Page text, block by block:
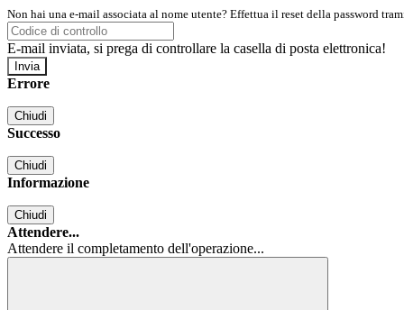
Non hai una e-mail associata al nome utente? Effettua il reset della password
E-mail inviata, si prega di controllare la casella di posta elettronica!
Errore
Chiudi
Successo
Chiudi
Informazione
Chiudi
Attendere...
Attendere il completamento dell'operazione...